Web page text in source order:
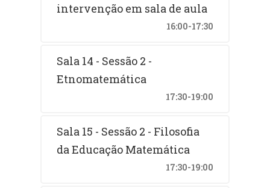
intervenção em sala de aula
16:00-17:30
Sala 14 - Sessão 2 -
Etnomatemática
17:30-19:00
Sala 15 - Sessão 2 - Filosofia
da Educação Matemática
17:30-19:00